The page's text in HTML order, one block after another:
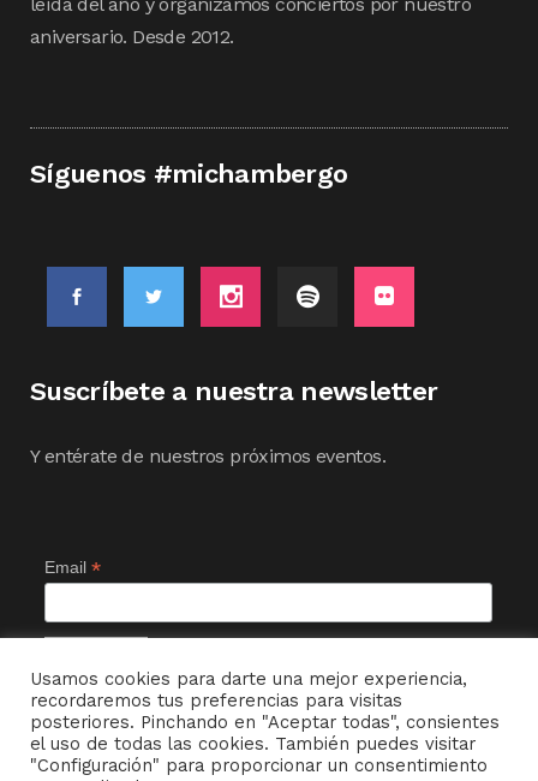
leída del año y organizamos conciertos por nuestro
aniversario. Desde 2012.
Síguenos #michambergo
Suscríbete a nuestra newsletter
Y entérate de nuestros próximos eventos.
Email *
Usamos cookies para darte una mejor experiencia,
recordaremos tus preferencias para visitas
posteriores. Pinchando en "Aceptar todas", consientes
el uso de todas las cookies. También puedes visitar
"Configuración" para proporcionar un consentimiento